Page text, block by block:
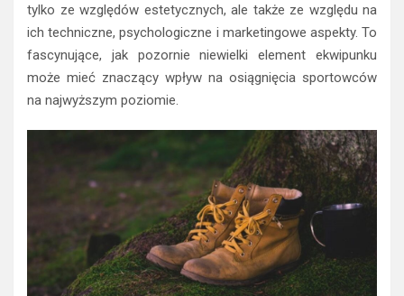
tylko ze względów estetycznych, ale także ze względu na
ich techniczne, psychologiczne i marketingowe aspekty. To
fascynujące, jak pozornie niewielki element ekwipunku
może mieć znaczący wpływ na osiągnięcia sportowców
na najwyższym poziomie.